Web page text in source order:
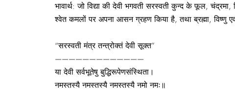
भावार्थ: जो विद्या की देवी भगवती सरस्वती कुन्द के फूल,
श्वेत कमलों पर अपना आसन ग्रहण किया है, तथा ब्रह्मा, विष्णु
“सरस्वती मंत्र तन्त्रोक्तं देवी सूक्त”
—————————————
या देवी सर्वभूतेषु बुद्धिरूपेणसंस्थिता।
नमस्तस्यै नमस्तस्यै नमस्तस्यै नमो नमः॥